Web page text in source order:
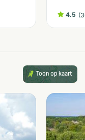
4.5 (
Toon op kaart